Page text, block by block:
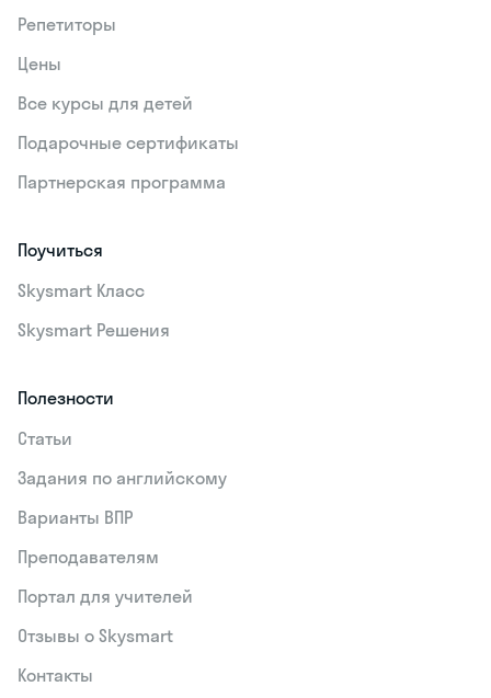
Репетиторы
Цены
Все курсы для детей
Подарочные сертификаты
Партнерская программа
Поучиться
Skysmart Класс
Skysmart Решения
Полезности
Статьи
Задания по английскому
Варианты ВПР
Преподавателям
Портал для учителей
Отзывы о Skysmart
Контакты